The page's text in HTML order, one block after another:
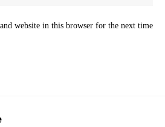
website in this browser for the next time